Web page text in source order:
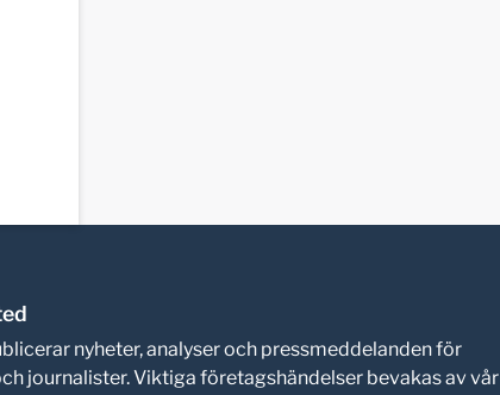
nyheter, analyser och pressmeddelanden för
journalister. Viktiga företagshändelser bevakas av vår